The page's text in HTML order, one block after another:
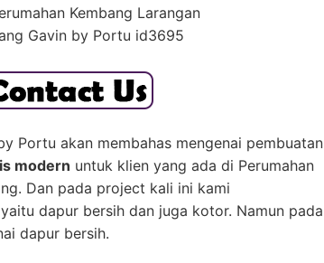
Kembang Larangan
Gavin by Portu id3695
Portu akan membahas mengenai pembuatan
modern untuk klien yang ada di Perumahan
Dan pada project kali ini kami
dapur bersih dan juga kotor. Namun pada
dapur bersih.